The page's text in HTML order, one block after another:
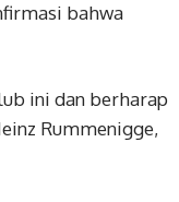
bahwa
ini dan berharap
Rummenigge,